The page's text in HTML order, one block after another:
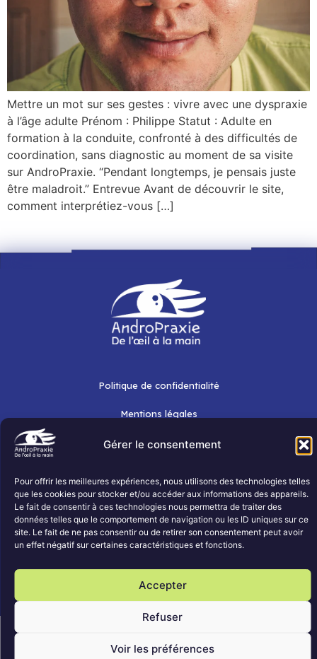
Gérer le consentement
Pour offrir les meilleures expériences, nous utilisons des technologies telles
que les cookies pour stocker et/ou accéder aux informations des appareils.
Le fait de consentir à ces technologies nous permettra de traiter des
données telles que le comportement de navigation ou les ID uniques sur ce
site. Le fait de ne pas consentir ou de retirer son consentement peut avoir
un effet négatif sur certaines caractéristiques et fonctions.
Accepter
Refuser
Voir les préférences
Mettre un mot sur ses gestes : vivre avec une dyspraxie
à l’âge adulte Prénom : Philippe Statut : Adulte en
formation à la conduite, confronté à des difficultés de
coordination, sans diagnostic au moment de sa visite
sur AndroPraxie. “Pendant longtemps, je pensais juste
être maladroit.” Entrevue Avant de découvrir le site,
comment interprétiez-vous […]
Politique de confidentialité
Mentions légales
sensibilisation et de compréhension.
Ils ne constituenten aucun casun avis médical, un diagnostic
ou une prise en charge thérapeutique.
En cas de doute ou de difficultés persistantes, il est
recommandé de consulter un professionnel de santé
qualifié.